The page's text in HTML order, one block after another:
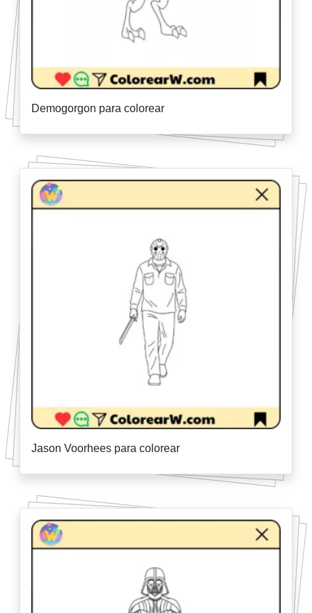
Demogorgon para colorear
Jason Voorhees para colorear